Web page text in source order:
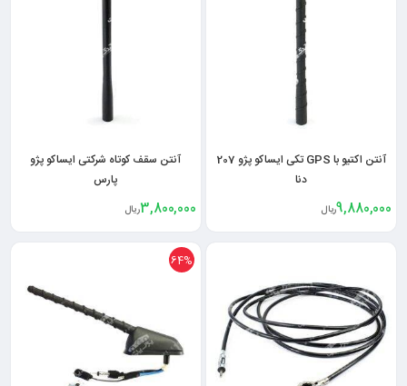
آنتن اکتیو با GPS تکی ایساکو پژو 207
دنا
9,880,000ریال
آنتن سقف کوتاه شرکتی ایساکو پژو
پارس
3,800,000ریال
64%